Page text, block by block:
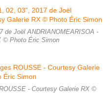
de Joël ANDRIANOMEARISOA -
© Photo Éric Simon
- Courtesy Galerie RX ©